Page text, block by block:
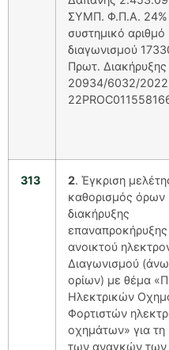
ΣΥΜΠ. Φ.Π.Α. 24%
συστημικό αριθμό
διαγωνισμού
Πρωτ. Διακήρυξης
20934/6032/
313 2. Έγκριση
καθορισμός όρων
διακήρυξης
επαναπροκήρυξης
ανοικτού
Διαγωνισμού
ορίων) με θέμα
Ηλεκτρικών
Φορτιστών
οχημάτων» για
των αναγκών των